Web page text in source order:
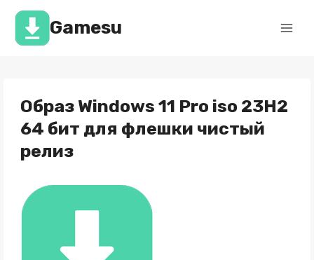
Перейти
содержимомуGamesu
Образ Windows 11 Pro iso 23H2
64 бит для флешки чистый
релиз